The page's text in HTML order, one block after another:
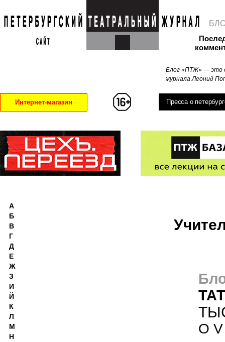
Блог «ПТЖ» — это
журнала Леонид
Интернет-магазин Пресса о
О V
А
Б
В
Г
Д
Е
Ж
З
И
Й
К
Л
М
Н